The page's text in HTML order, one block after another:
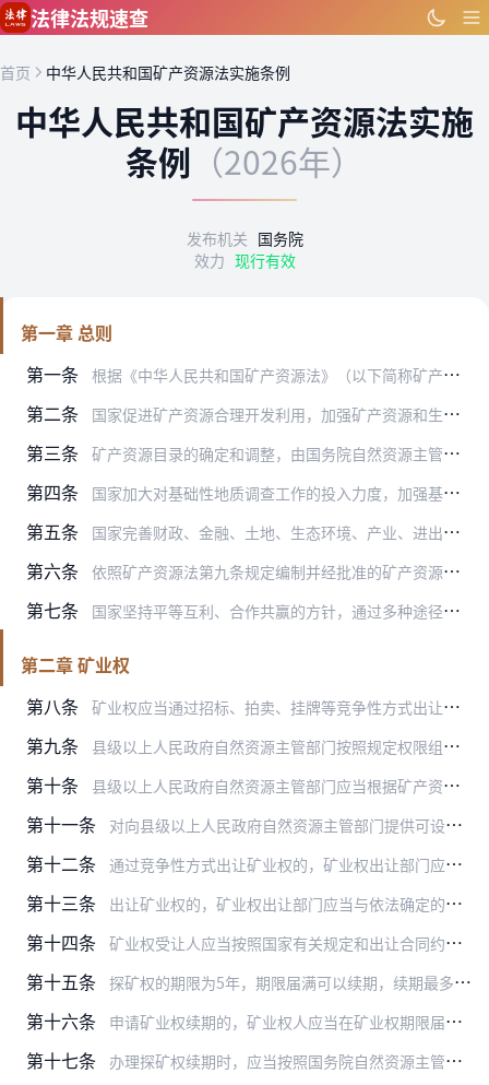
跳到主要内容
法律法规速查
首页 中华人民共和国矿产资源法实施条例
中华人民共和国矿产资源法实施
条例 （2026年）
发布机关 国务院
效力 现行有效
第一章 总则
第一条
根据《中华人民共和国矿产资源法》（以下简称矿产资源法），制定本条例。
第二条 国家促进矿产资源合理开发利用，加强矿产资源和生态环境保护，推动矿业高质量发展，保障矿产资源安全。
第三条 矿产资源目录的确定和调整，由国务院自然资源主管部门会同国务院发展改革部门提出，报国务院批准后公布。
第四条 国家加大对基础性地质调查工作的投入力度，加强基础性地质调查队伍建设，鼓励社会力量依法有序参与基础性地质调查，提升基础性地质调查工作质效。
第五条 国家完善财政、金融、土地、生态环境、产业、进出口等方面政策措施，健全战略性矿产资源探产供储销全链条统筹和衔接体系，加大对战略性矿产资源勘查、开采、加工、贸易、储…
第六条 依照矿产资源法第九条规定编制并经批准的矿产资源相关规划应当依法公布。开展地质调查以及矿产资源勘查、开采、保护和矿区生态修复等活动，应当符合矿产资源相关规划。
第七条 国家坚持平等互利、合作共赢的方针，通过多种途径和方式积极促进矿产资源领域国际投资、贸易、技术等合作，维护产业链供应链安全稳定。
第二章 矿业权
第八条
矿业权应当通过招标、拍卖、挂牌等竞争性方式出让；对紧缺程度高、资源储量规模中型以上的战略性矿产资源，或者对勘查开采技术、生态环境保护有特殊要求的勘查区块，优先通…
第九条 县级以上人民政府自然资源主管部门按照规定权限组织矿业权出让。
第十条 县级以上人民政府自然资源主管部门应当根据矿产资源相关规划和矿产资源供需形势等，加强对矿业权出让工作的统筹安排，对符合出让条件的及时安排出让。
第十一条 对向县级以上人民政府自然资源主管部门提供可设立探矿权的区块来源的单位和个人，按照国家有关规定给予适当奖励或者补偿；参与该区块探矿权竞争性出让的，同等条件下优先取…
第十二条 通过竞争性方式出让矿业权的，矿业权出让部门应当提前在其门户网站、公共资源交易平台等公告拟出让矿业权的基本情况、出让方式、竞争规则、保证金收取、风险提示、受让人的…
第十三条 出让矿业权的，矿业权出让部门应当与依法确定的受让人以书面形式签订矿业权出让合同。
第十四条 矿业权受让人应当按照国家有关规定和出让合同约定按时足额缴纳矿业权出让收益、矿业权占用费等有关费用。矿业权有关费用征收的具体办法由国务院财政部门会同国务院自然资源…
第十五条 探矿权的期限为5年，期限届满可以续期，续期最多不超过3次，每次期限为5年。对石油、天然气以及国务院自然资源主管部门确定的其他战略性矿产资源，经国务院自然资源主管…
第十六条 申请矿业权续期的，矿业权人应当在矿业权期限届满前6个月至3个月内向原矿业权出让部门提出申请。原矿业权出让部门应当在矿业权期限届满前作出是否准予续期的决定。
第十七条 办理探矿权续期时，应当按照国务院自然资源主管部门规定的比例核减勘查区域面积。但是，已经探明矿产资源或者符合国务院自然资源主管部门规定情形的勘查区域，不计入核减面…